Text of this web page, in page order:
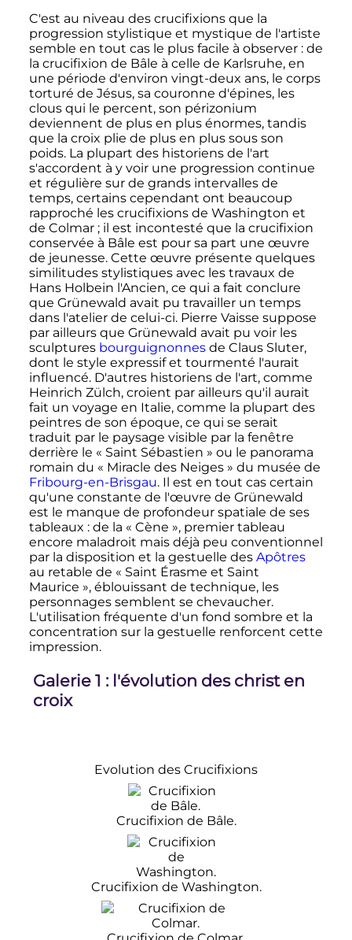
C'est au niveau des crucifixions que la
progression stylistique et mystique de l'artiste
semble en tout cas le plus facile à observer : de
la crucifixion de Bâle à celle de Karlsruhe, en
une période d'environ vingt-deux ans, le corps
torturé de Jésus, sa couronne d'épines, les
clous qui le percent, son périzonium
deviennent de plus en plus énormes, tandis
que la croix plie de plus en plus sous son
poids. La plupart des historiens de l'art
s'accordent à y voir une progression continue
et régulière sur de grands intervalles de
temps, certains cependant ont beaucoup
rapproché les crucifixions de Washington et
de Colmar ; il est incontesté que la crucifixion
conservée à Bâle est pour sa part une œuvre
de jeunesse. Cette œuvre présente quelques
similitudes stylistiques avec les travaux de
Hans Holbein l'Ancien, ce qui a fait conclure
que Grünewald avait pu travailler un temps
dans l'atelier de celui-ci. Pierre Vaisse suppose
par ailleurs que Grünewald avait pu voir les
sculptures bourguignonnesde Claus Sluter,
dont le style expressif et tourmenté l'aurait
influencé. D'autres historiens de l'art, comme
Heinrich Zülch, croient par ailleurs qu'il aurait
fait un voyage en Italie, comme la plupart des
peintres de son époque, ce qui se serait
traduit par le paysage visible par la fenêtre
derrière le « Saint Sébastien » ou le panorama
romain du « Miracle des Neiges » du musée de
Fribourg-en-Brisgau. Il est en tout cas certain
qu'une constante de l'œuvre de Grünewald
est le manque de profondeur spatiale de ses
tableaux : de la « Cène », premier tableau
encore maladroit mais déjà peu conventionnel
par la disposition et la gestuelle des Apôtres
au retable de « Saint Érasme et Saint
Maurice », éblouissant de technique, les
personnages semblent se chevaucher.
L'utilisation fréquente d'un fond sombre et la
concentration sur la gestuelle renforcent cette
impression.
Galerie 1 : l'évolution des christ en
croix
Evolution des Crucifixions
Crucifixion de Bâle.
Crucifixion de Washington.